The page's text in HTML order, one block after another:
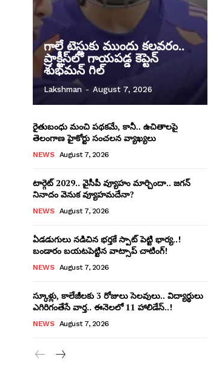
గాలే టెస్టుకు ముందు కలవరం..
ప్రాక్టీస్‌లో గాయపడ్డ కెప్టెన్
శుభ్‌మన్ గిల్‌
Lakshman - August 7, 2026
రైతుబంధు మంచి పథకమే, కానీ.. ఉచితాలపై
తెలంగాణ హైకోర్టు సంచలన వ్యాఖ్యలు
NEWS August 7, 2026
టార్గెట్ 2029.. వైసీపీ వ్యూహం మార్చిందా.. జగన్
నినాదం వెనుక వ్యూహమదేనా?
NEWS August 7, 2026
ఏడడుగులు నడిచిన భర్తకే స్పాట్ పెట్టి భార్య..!
బండారం బయటపెట్టిన వాట్సాప్ చాటింగ్!
NEWS August 7, 2026
స్కూళ్లు, కాలేజీలకు 3 రోజులు సెలవులు.. విద్యార్థులు
ఎగిరిగంతేసే వార్త.. ఈనెలలో 11 హాలిడేస్..!
NEWS August 7, 2026